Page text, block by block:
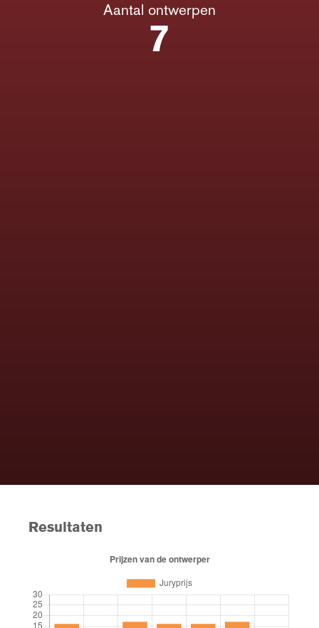
Aantal ontwerpen
7
Resultaten